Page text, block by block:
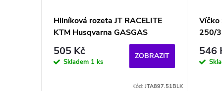
Hliníková rozeta JT RACELITE
KTM Husqvarna GASGAS
505 Kč
Skladem 1 ks
ZOBRAZIT
Kód:JTA897.51BLK
Víčko
250/
546